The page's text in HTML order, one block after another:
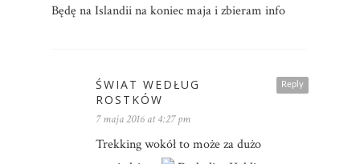
Będę na Islandii na koniec maja i zbieram info
Reply
ŚWIAT WEDŁUG
ROSTKÓW
7 maja 2016 at 4:27 pm
Trekking wokół to może za dużo